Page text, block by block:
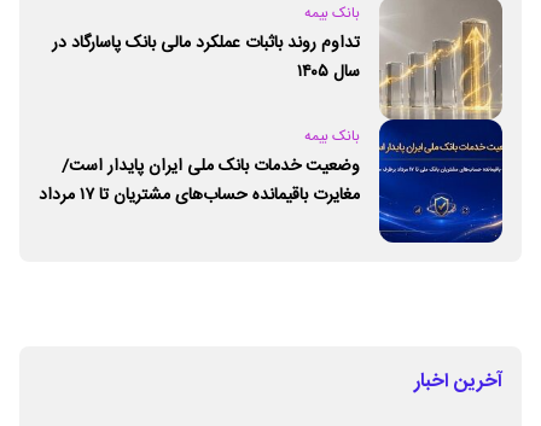
بانک بیمه
تداوم روند باثبات عملکرد مالی بانک پاسارگاد در
سال ۱۴۰۵
بانک بیمه
وضعیت خدمات بانک ملی ایران پایدار است/
مغایرت‌ باقیمانده حساب‌های مشتریان تا ۱۷ مرداد
آخرین اخبار